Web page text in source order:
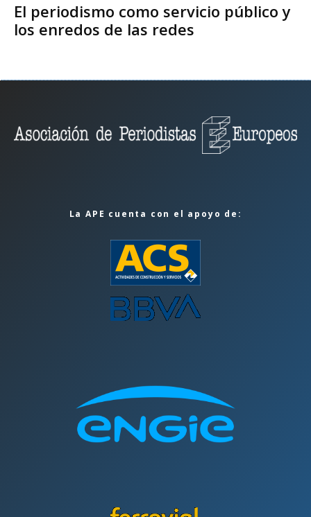
El periodismo como servicio público y
los enredos de las redes
La APE cuenta con el apoyo de: